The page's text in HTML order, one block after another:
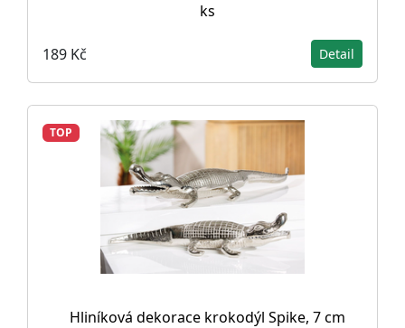
ks
189 Kč Detail
TOP
Hliníková dekorace krokodýl Spike, 7 cm